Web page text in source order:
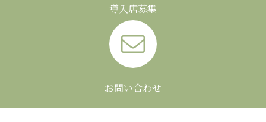
導入店募集
お問い合わせ